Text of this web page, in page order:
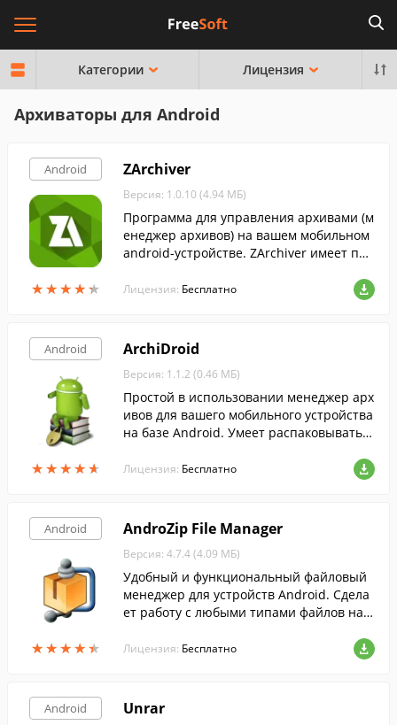
Категории Лицензия
Архиваторы для Android
Android
★★★★★
★★★★★
ZArchiver
Версия: 1.0.10 (4.94 МБ)
Программа для управления архивами (м
енеджер архивов) на вашем мобильном
android-устройстве. ZArchiver имеет про
Лицензия: Бесплатно
Android
★★★★★
★★★★★
ArchiDroid
Версия: 1.1.2 (0.46 МБ)
Простой в использовании менеджер арх
ивов для вашего мобильного устройства
на базе Android. Умеет распаковывать с
r, gzip (gz), bzip2 (bz2), tar.bz2, tar.gz и 7zi
Лицензия: Бесплатно
Android
★★★★★
★★★★★
AndroZip File Manager
Версия: 4.7.4 (4.09 МБ)
Удобный и функциональный файловый
менеджер для устройств Android. Сдела
ет работу с любыми типами файлов на в
Лицензия: Бесплатно
Android Unrar